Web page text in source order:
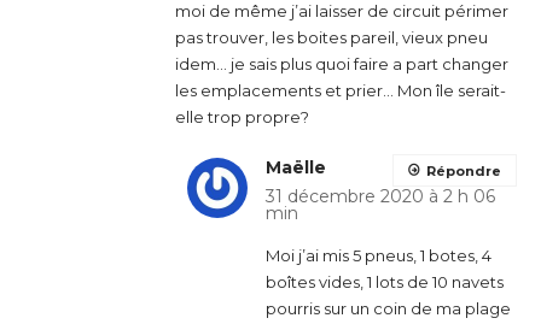
moi de même j’ai laisser de circuit périmer
pas trouver, les boites pareil, vieux pneu
idem… je sais plus quoi faire a part changer
les emplacements et prier… Mon île serait-
elle trop propre?
Maëlle
31 décembre 2020 à 2 h 06
min
Moi j’ai mis 5 pneus, 1 botes, 4
boîtes vides, 1 lots de 10 navets
pourris sur un coin de ma plage
Répondre